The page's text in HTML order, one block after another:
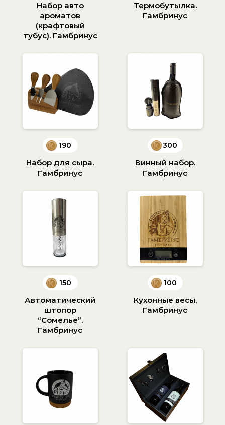
Набор авто
ароматов
(крафтовый
тубус). Гамбринус
Термобутылка.
Гамбринус
190
Набор для сыра.
Гамбринус
300
Винный набор.
Гамбринус
150
Автоматический
штопор
“Сомелье”.
Гамбринус
100
Кухонные весы.
Гамбринус